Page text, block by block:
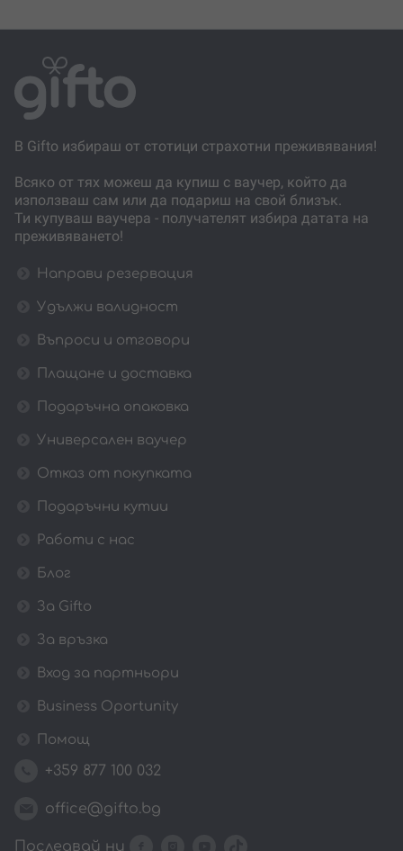
В Gifto избираш от стотици страхотни преживявания!
Всяко от тях можеш да купиш с ваучер, който да
използваш сам или да подариш на свой близък.
Ти купуваш ваучера - получателят избира датата на
преживяването!
Направи резервация
Удължи валидност
Въпроси и отговори
Плащане и доставка
Подаръчна опаковка
Универсален ваучер
Отказ от покупката
Подаръчни кутии
Работи с нас
Блог
За Gifto
За връзка
Вход за партньори
Business Oportunity
Помощ
+359 877 100 032
office@gifto.bg
Последвай ни